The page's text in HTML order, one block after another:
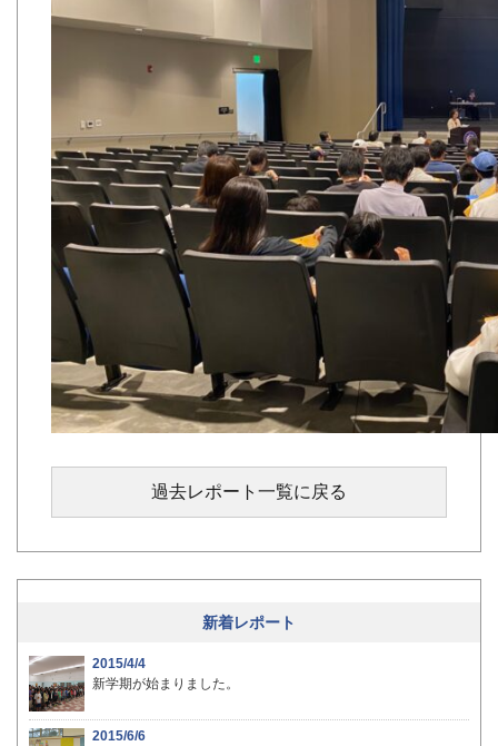
過去レポート一覧に戻る
新着レポート
2015/4/4
新学期が始まりました。
2015/6/6